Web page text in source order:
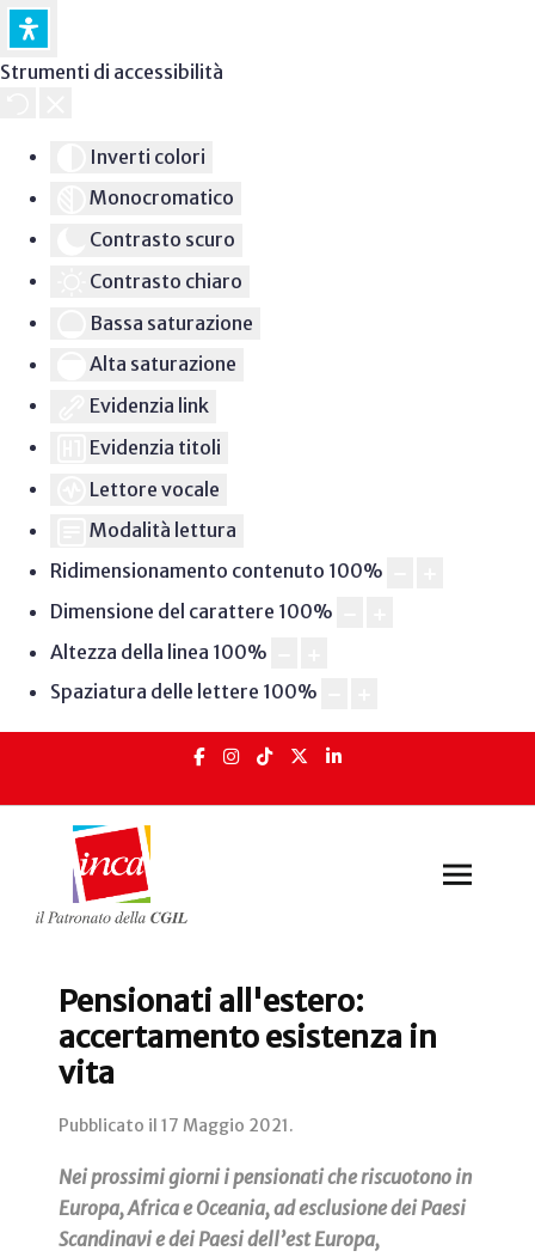
Strumenti di accessibilità
Inverti colori
Monocromatico
Contrasto scuro
Contrasto chiaro
Bassa saturazione
Alta saturazione
Evidenzia link
Evidenzia titoli
Lettore vocale
Modalità lettura
Ridimensionamento contenuto 100%
Dimensione del carattere 100%
Altezza della linea 100%
Spaziatura delle lettere 100%
Pensionati all'estero:
accertamento esistenza in
vita
Pubblicato il 17 Maggio 2021.
Nei prossimi giorni i pensionati che riscuotono in
Europa, Africa e Oceania, ad esclusione dei Paesi
Scandinavi e dei Paesi dell’est Europa,